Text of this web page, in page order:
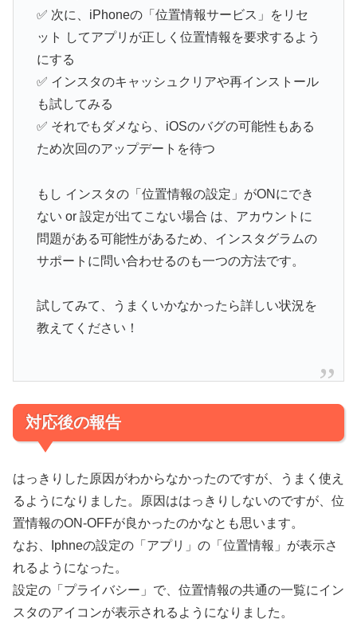
✅ 次に、iPhoneの「位置情報サービス」をリセ
ット してアプリが正しく位置情報を要求するよう
にする
✅ インスタのキャッシュクリアや再インストール
も試してみる
✅ それでもダメなら、iOSのバグの可能性もある
ため次回のアップデートを待つ
もし インスタの「位置情報の設定」がONにでき
ない or 設定が出てこない場合 は、アカウントに
問題がある可能性があるため、インスタグラムの
サポートに問い合わせるのも一つの方法です。
試してみて、うまくいかなかったら詳しい状況を
教えてください！
対応後の報告
はっきりした原因がわからなかったのですが、うまく使え
るようになりました。原因ははっきりしないのですが、位
置情報のON-OFFが良かったのかなとも思います。
なお、Iphneの設定の「アプリ」の「位置情報」が表示さ
れるようになった。
設定の「プライバシー」で、位置情報の共通の一覧にイン
スタのアイコンが表示されるようになりました。